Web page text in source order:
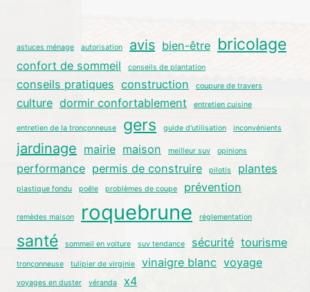
astuces ménage autorisation avis bien-être bricolage
confort de sommeil conseils de plantation
conseils pratiques construction coupure de travers
culture dormir confortablement entretien cuisine
entretien de la tronçonneuse gers guide d'utilisation inconvénients
jardinage mairie maison meilleur suv opinions
performance permis de construire pilotis plantes
plastique fondu poêle problèmes de coupe prévention
remèdes maison roquebrune réglementation
santé sommeil en voiture suv tendance sécurité tourisme
tronçonneuse tulipier de virginie vinaigre blanc voyage
voyages en duster véranda x4